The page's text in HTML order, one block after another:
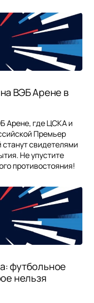
ВЭБ Арене в
Арене, где ЦСКА и
Премьер
свидетелями
Не упустите
противостояния!
футбольное
нельзя